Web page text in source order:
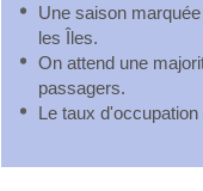
Une saison
les Îles.
On attend une
passagers.
Le taux